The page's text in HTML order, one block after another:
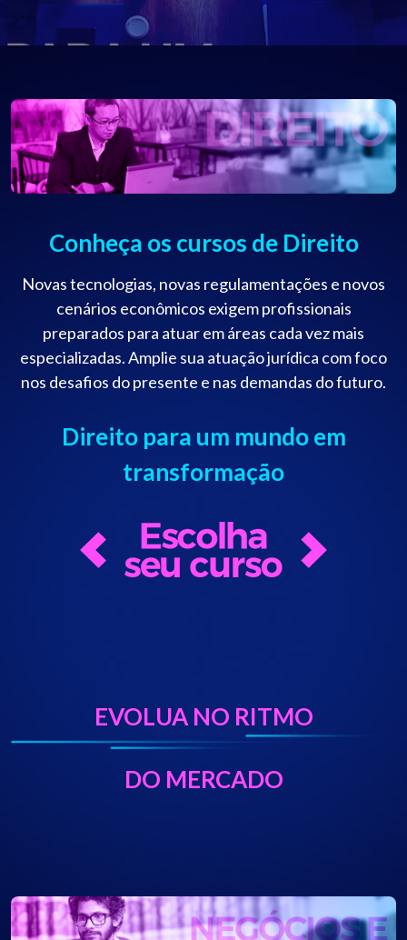
Conheça os cursos de Direito
Novas tecnologias, novas regulamentações e novos
cenários econômicos exigem profissionais
preparados para atuar em áreas cada vez mais
especializadas. Amplie sua atuação jurídica com foco
nos desafios do presente e nas demandas do futuro.
Direito para um mundo em
transformação
EVOLUA NO RITMO
DO MERCADO